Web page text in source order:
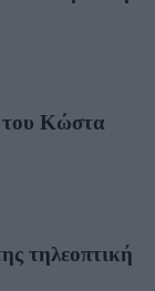
του Κώστα
τηλεοπτική